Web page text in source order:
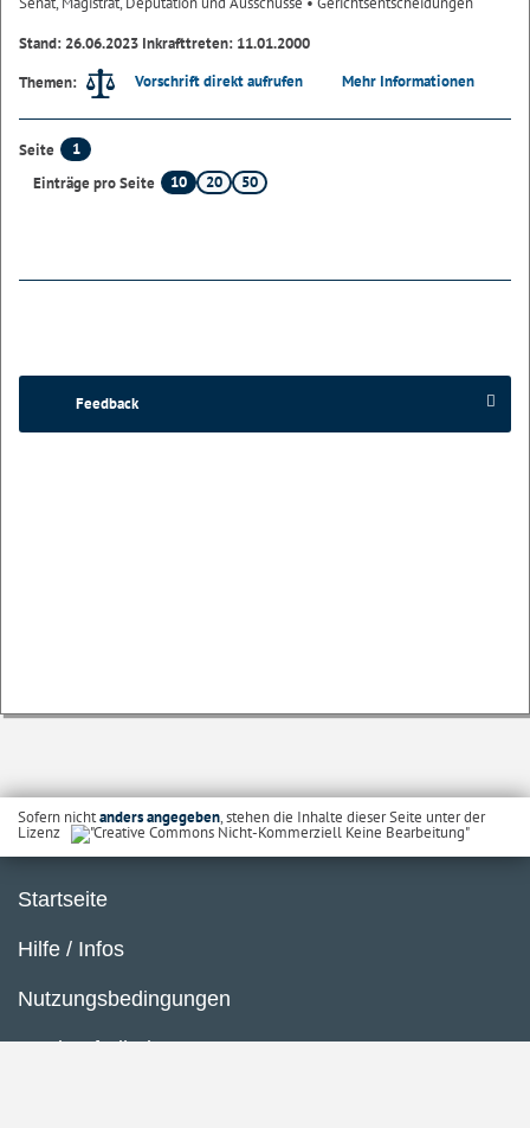
Stand: 26.06.2023 Inkrafttreten: 11.01.2000
Themen:
Vorschrift direkt aufrufen Mehr Informationen
Seite
1
Einträge pro Seite
10 20 50
Feedback
Sofern nichtanders angegeben, stehen die Inhalte dieser Seite unter der
Lizenz
Startseite
Hilfe / Infos
Nutzungsbedingungen
Barrierefreiheit